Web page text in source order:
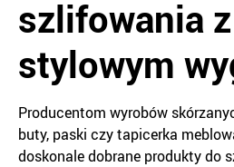
szlifowania
stylowym
Producentom wyrobów
buty, paski czy tapicerka
doskonale dobrane produkty do